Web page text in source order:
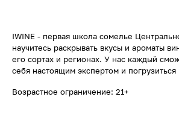
IWINE - первая школа сомелье
научитесь раскрывать вкусы и ароматы
его сортах и регионах. У нас каждый
себя настоящим экспертом и погрузиться
Возрастное ограничение: 21+